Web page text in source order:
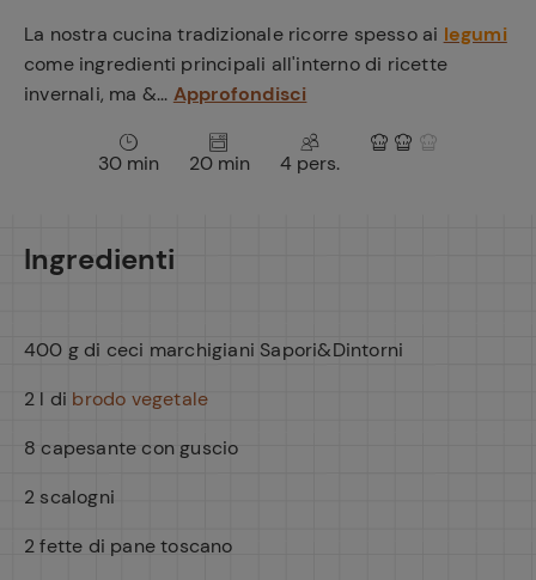
La nostra cucina tradizionale ricorre spesso ai legumi
come ingredienti principali all'interno di ricette
invernali, ma &... Approfondisci
30 min 20 min 4 pers.
Ingredienti
400 g di ceci marchigiani Sapori&Dintorni
2 l di brodo vegetale
8 capesante con guscio
2 scalogni
2 fette di pane toscano